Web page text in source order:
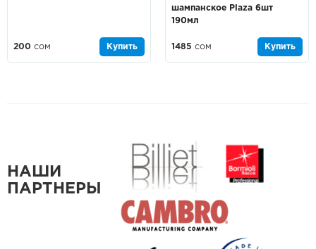
200 сом Купить
шампанское Plaza 6шт
190мл
1485 сом Купить
НАШИ
ПАРТНЕРЫ